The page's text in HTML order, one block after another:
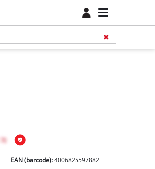
EAN (barcode):4006825597882